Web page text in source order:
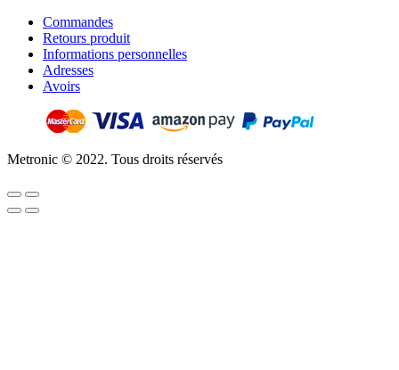
Commandes
Retours produit
Informations personnelles
Adresses
Avoirs
Metronic © 2022. Tous droits réservés